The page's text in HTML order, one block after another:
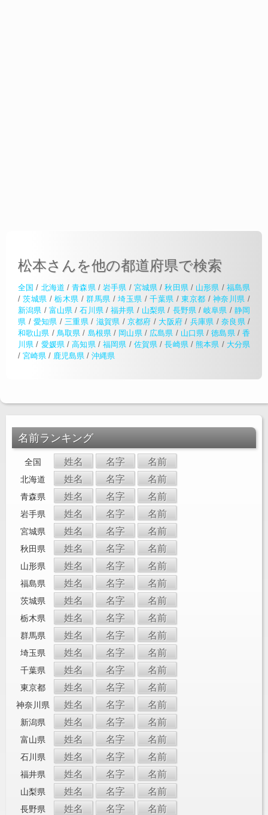
松本さんを他の都道府県で検索
全国 / 北海道 /青森県/ 岩手県 / 宮城県 /秋田県/ 山形県 / 福島県
/茨城県 /栃木県 /群馬県 /埼玉県 /千葉県 /東京都 /神奈川県 /
新潟県 / 富山県 /石川県/福井県 / 山梨県 / 長野県/岐阜県 / 静岡
県 / 愛知県 /三重県 / 滋賀県 / 京都府 / 大阪府 / 兵庫県 / 奈良県/
和歌山県 / 鳥取県 / 島根県/ 岡山県/ 広島県 / 山口県 /徳島県/香
川県 / 愛媛県/高知県/ 福岡県 / 佐賀県 /長崎県/熊本県 / 大分県
/ 宮崎県 / 鹿児島県 / 沖縄県
名前ランキング
全国 姓名 名字 名前
北海道 姓名 名字 名前
青森県 姓名 名字 名前
岩手県 姓名 名字 名前
宮城県 姓名 名字 名前
秋田県 姓名 名字 名前
山形県 姓名 名字 名前
福島県 姓名 名字 名前
茨城県 姓名 名字 名前
栃木県 姓名 名字 名前
群馬県 姓名 名字 名前
埼玉県 姓名 名字 名前
千葉県 姓名 名字 名前
東京都 姓名 名字 名前
神奈川県 姓名 名字 名前
新潟県 姓名 名字 名前
富山県 姓名 名字 名前
石川県 姓名 名字 名前
福井県 姓名 名字 名前
山梨県 姓名 名字 名前
長野県 姓名 名字 名前